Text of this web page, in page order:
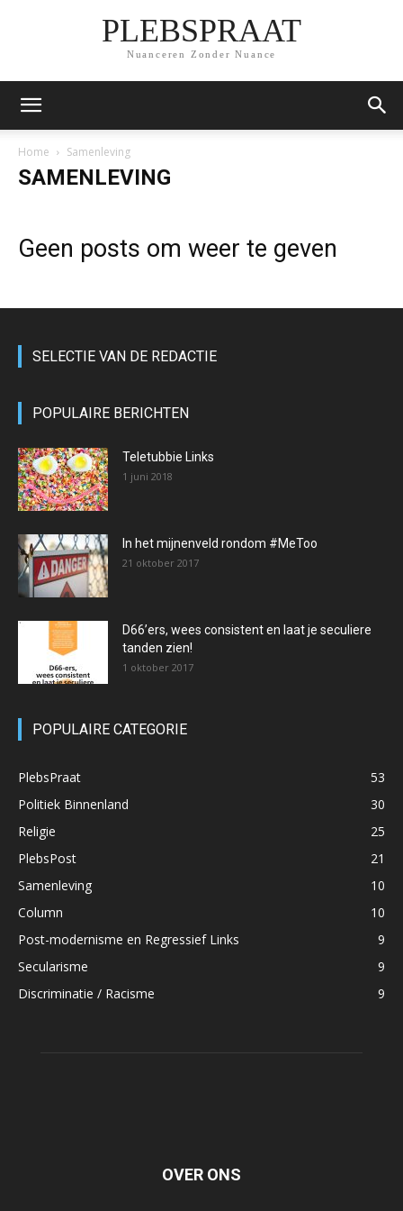
PLEBSPRAAT
Nuanceren Zonder Nuance
Home Samenleving
SAMENLEVING
Geen posts om weer te geven
SELECTIE VAN DE REDACTIE
POPULAIRE BERICHTEN
Teletubbie Links
1 juni 2018
In het mijnenveld rondom #MeToo
21 oktober 2017
D66’ers, wees consistent en laat je seculiere
tanden zien!
1 oktober 2017
POPULAIRE CATEGORIE
PlebsPraat
53
Politiek Binnenland
30
Religie
25
PlebsPost
21
Samenleving
10
Column
10
Post-modernisme en Regressief Links
9
Secularisme
9
Discriminatie / Racisme
9
OVER ONS